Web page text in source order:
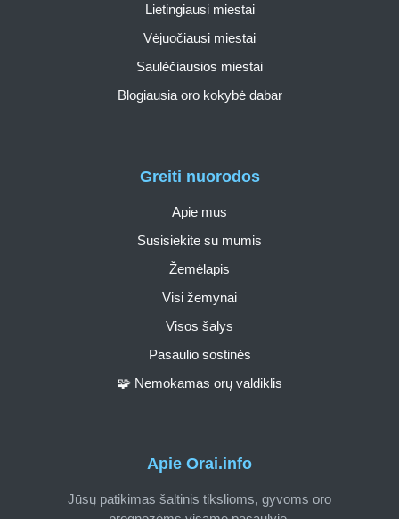
Apie Orai.info
Jūsų patikimas šaltinis tikslioms, gyvoms oro
Greiti nuorodos
Apie mus
Susisiekite su mumis
Žemėlapis
Visi žemynai
Visos šalys
Pasaulio sostinės
🧩 Nemokamas orų valdiklis
Lietingiausi miestai
Vėjuočiausi miestai
Saulėčiausios miestai
Blogiausia oro kokybė dabar